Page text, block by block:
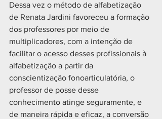
Dessa vez o método de alfabetização
de Renata Jardini favoreceu a formação
dos professores por meio de
multiplicadores, com a intenção de
facilitar o acesso desses profissionais à
alfabetização a partir da
conscientização fonoarticulatória, o
professor de posse desse
conhecimento atinge seguramente, e
de maneira rápida e eficaz, a conversão